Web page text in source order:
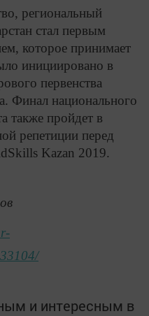
региональный
стал первым
которое принимает
инициировано в
первенства
Финал национального
также пройдет в
репетиции перед
Kazan 2019.
и интересным в